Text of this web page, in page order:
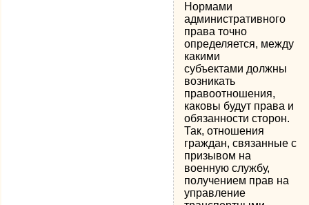
Нормами
административного
права точно
определяется, между
какими
субъектами должны
возникать
правоотношения,
каковы будут права и
обязанности сторон.
Так, отношения
граждан, связанные с
призывом на
военную службу,
получением прав на
управление